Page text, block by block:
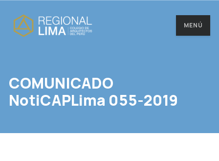
MENÚ
COMUNICADO
NotiCAPLima 055-2019